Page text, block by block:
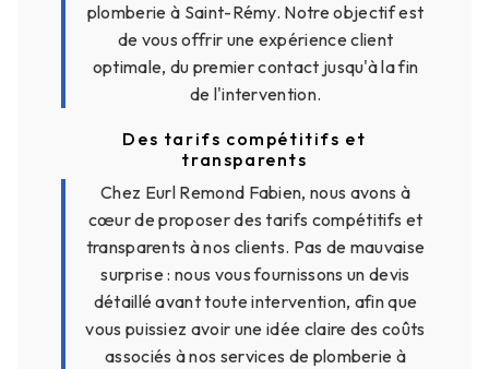
plomberie à Saint-Rémy. Notre objectif est
de vous offrir une expérience client
optimale, du premier contact jusqu'à la fin
de l'intervention.
Des tarifs compétitifs et
transparents
Chez Eurl Remond Fabien, nous avons à
cœur de proposer des tarifs compétitifs et
transparents à nos clients. Pas de mauvaise
surprise : nous vous fournissons un devis
détaillé avant toute intervention, afin que
vous puissiez avoir une idée claire des coûts
associés à nos services de plomberie à